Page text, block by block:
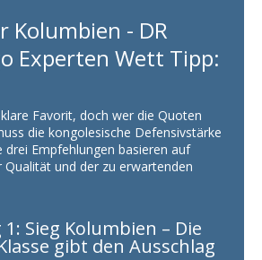
Kolumbien - DR
Experten Wett Tipp:
Favorit, doch wer die Quoten
die kongolesische Defensivstärke
drei Empfehlungen basieren auf
Qualität und der zu erwartenden
Sieg Kolumbien – Die
gibt den Ausschlag